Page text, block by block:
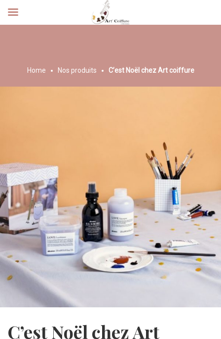
NOS PRODUITS
Home Nos produits C’est Noël chez Art coiffure
C’est Noël chez Art